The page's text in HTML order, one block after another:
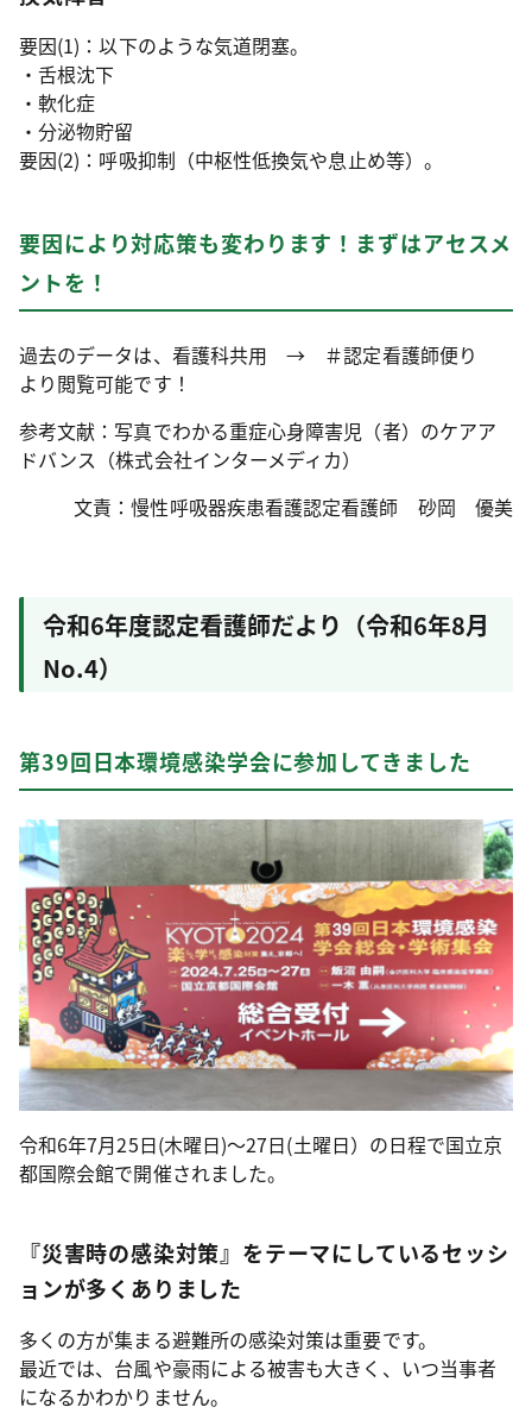
要因(1)：以下のような気道閉塞。
・舌根沈下
・軟化症
・分泌物貯留
要因(2)：呼吸抑制（中枢性低換気や息止め等）。
要因により対応策も変わります！まずはアセスメ
ントを！
過去のデータは、看護科共用 → ＃認定看護師便り
より閲覧可能です！
参考文献：写真でわかる重症心身障害児（者）のケアア
ドバンス（株式会社インターメディカ）
文責：慢性呼吸器疾患看護認定看護師 砂岡 優美
令和6年度認定看護師だより（令和6年8月
No.4）
第39回日本環境感染学会に参加してきました
令和6年7月25日(木曜日)～27日(土曜日）の日程で国立京
都国際会館で開催されました。
『災害時の感染対策』をテーマにしているセッシ
ョンが多くありました
多くの方が集まる避難所の感染対策は重要です。
最近では、台風や豪雨による被害も大きく、いつ当事者
になるかわかりません。